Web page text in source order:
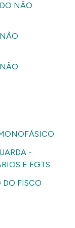
NÃO
-
E FGTS
DO FISCO